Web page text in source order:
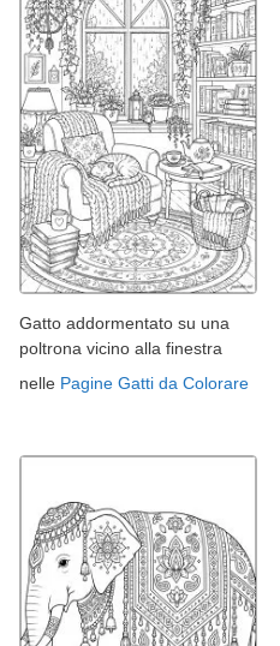
Gatto addormentato su una
poltrona vicino alla finestra
nelle Pagine Gatti da Colorare